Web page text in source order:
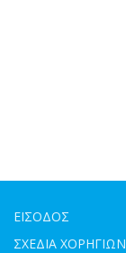
ΕΙΣΟΔΟΣ
ΣΧΕΔΙΑ ΧΟΡΗΓΙΩΝ